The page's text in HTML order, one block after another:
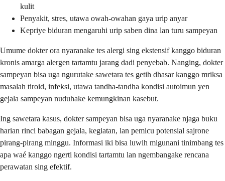
kulit
Penyakit, stres, utawa owah-owahan gaya urip anyar
Kepriye biduran mengaruhi urip saben dina lan turu sampeyan
Umume dokter ora nyaranake tes alergi sing ekstensif kanggo biduran
kronis amarga alergen tartamtu jarang dadi penyebab. Nanging, dokter
sampeyan bisa uga ngurutake sawetara tes getih dhasar kanggo mriksa
masalah tiroid, infeksi, utawa tandha-tandha kondisi autoimun yen
gejala sampeyan nuduhake kemungkinan kasebut.
Ing sawetara kasus, dokter sampeyan bisa uga nyaranake njaga buku
harian rinci babagan gejala, kegiatan, lan pemicu potensial sajrone
pirang-pirang minggu. Informasi iki bisa luwih migunani tinimbang tes
apa waé kanggo ngerti kondisi tartamtu lan ngembangake rencana
perawatan sing efektif.